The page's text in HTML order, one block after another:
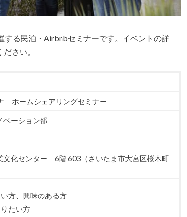
する民泊・Airbnbセミナーです。イベントの詳
さい。
ホームシェアリングセミナー
ーション部
化センター 6階 603（さいたま市大宮区桜木町
方、興味のある方
たい方